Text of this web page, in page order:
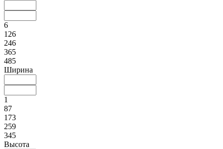
6
126
246
365
485
Ширина
1
87
173
259
345
Высота